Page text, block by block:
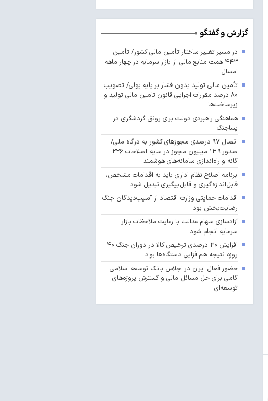
گزارش و گفتگو
در مسیر تغییر ساختار تأمین مالی کشور/ تأمین
۴۴۳ همت منابع مالی از بازار سرمایه در چهار ماهه
امسال
تأمین مالی تولید بدون فشار بر پایه پولی/ تصویب
۸۰ درصد مقررات اجرایی قانون تامین مالی تولید و
زیرساخت‌ها
هماهنگی راهبردی دولت برای رونق گردشگری در
پساجنگ
اتصال ۹۷ درصدی مجوزهای کشور به درگاه ملی/
صدور ۱۳.۹ میلیون مجوز در سایه اصلاحات ۲۲۶
گانه و راه‌اندازی سامانه‌های هوشمند
برنامه اصلاح نظام اداری باید به اقدامات مشخص،
قابل‌اندازه‌گیری و قابل‌پیگیری تبدیل شود
اقدامات حمایتی وزارت اقتصاد از آسیب‌دیدگان جنگ
رضایت‌بخش بود
آزادسازی سهام عدالت با رعایت ملاحظات بازار
سرمایه انجام شود
افزایش ۳۰ درصدی ترخیص کالا در دوران جنگ ۴۰
روزه نتیجه هم‌افزایی دستگاه‌ها بود
حضور فعال ایران در اجلاس بانک توسعه اسلامی؛
گامی برای حل مسائل مالی و گسترش پروژه‌های
توسعه‌ای